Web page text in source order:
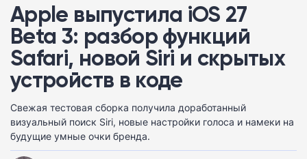
Apple выпустила iOS 27
Beta 3: разбор функций
Safari, новой Siri и скрытых
устройств в коде
Свежая тестовая сборка получила доработанный
визуальный поиск Siri, новые настройки голоса и намеки на
будущие умные очки бренда.